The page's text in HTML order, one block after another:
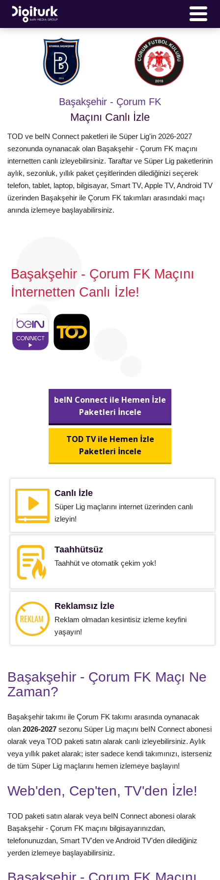
Başakşehir - Çorum FK
Maçını Canlı İzle
TOD ve beIN Connect paketleri ile Süper Lig'in 2026-2027
sezonunda oynanacak olan Başakşehir - Çorum FK maçını
internetten canlı izleyebilirsiniz. Taraftar ve Süper Lig paketlerinin
aylık, sezonluk, yıllık paket çeşitlerinden dilediğinizi seçerek
telefon, tablet, laptop, bilgisayar, Smart TV, Apple TV, Android TV
üzerinden Başakşehir ile Çorum FK takımları arasındaki maçı
anında izlemeye başlayabilirsiniz.
Başakşehir - Çorum FK Maçını
İnternetten Canlı İzle!
beIN Connect ile Hemen İzle
Paketleri İncele
TOD TV ile Hemen İzle
Paketleri İncele
Canlı İzle
Süper Lig maçlarını internet üzerinden canlı
izleyin!
Taahhütsüz
Taahhüt ve otomatik çekim yok!
Reklamsız İzle
Reklam olmadan kesintisiz izleme keyfini
yaşayın!
Başakşehir - Çorum FK Maçı Ne
Zaman?
Başakşehir takımı ile Çorum FK takımı arasında oynanacak
olan 2026-2027 sezonu Süper Lig maçını beIN Connect abonesi
olarak veya TOD paketi satın alarak canlı izleyebilirsiniz. Aylık
veya yıllık paket alarak; ister sadece kendi takımınızı, isterseniz
de tüm Süper Lig maçlarını hemen izlemeye başlayın!
Web'den, Cep'ten, TV'den İzle!
TOD paketi satın alarak veya beIN Connect abonesi olarak
Başakşehir - Çorum FK maçını bilgisayarınızdan,
telefonunuzdan, Smart TV'den ve Android TV'den dilediğiniz
yerden izlemeye başlayabilirsiniz.